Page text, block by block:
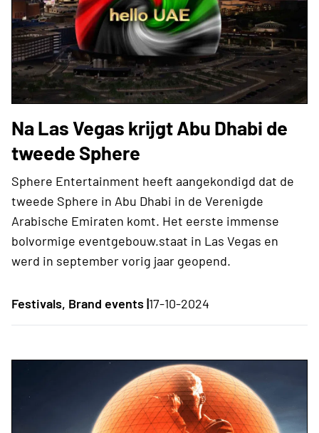
Na Las Vegas krijgt Abu Dhabi de
tweede Sphere
Sphere Entertainment heeft aangekondigd dat de
tweede Sphere in Abu Dhabi in de Verenigde
Arabische Emiraten komt. Het eerste immense
bolvormige eventgebouw.staat in Las Vegas en
werd in september vorig jaar geopend.
Festivals, Brand events |17-10-2024